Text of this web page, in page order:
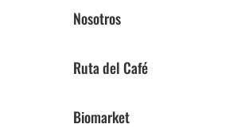
Nosotros
Ruta del Café
Biomarket